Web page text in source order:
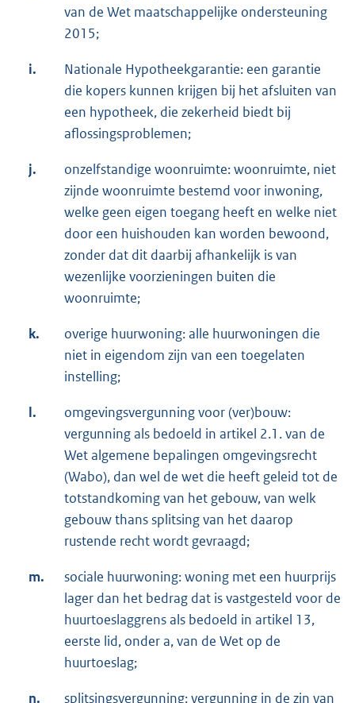
van de Wet maatschappelijke ondersteuning
2015;
i.
Nationale Hypotheekgarantie: een garantie
die kopers kunnen krijgen bij het afsluiten van
een hypotheek, die zekerheid biedt bij
aflossingsproblemen;
j.
onzelfstandige woonruimte: woonruimte, niet
zijnde woonruimte bestemd voor inwoning,
welke geen eigen toegang heeft en welke niet
door een huishouden kan worden bewoond,
zonder dat dit daarbij afhankelijk is van
wezenlijke voorzieningen buiten die
woonruimte;
k.
overige huurwoning: alle huurwoningen die
niet in eigendom zijn van een toegelaten
instelling;
l.
omgevingsvergunning voor (ver)bouw:
vergunning als bedoeld in artikel 2.1. van de
Wet algemene bepalingen omgevingsrecht
(Wabo), dan wel de wet die heeft geleid tot de
totstandkoming van het gebouw, van welk
gebouw thans splitsing van het daarop
rustende recht wordt gevraagd;
m.
sociale huurwoning: woning met een huurprijs
lager dan het bedrag dat is vastgesteld voor de
huurtoeslaggrens als bedoeld in artikel 13,
eerste lid, onder a, van de Wet op de
huurtoeslag;
n. splitsingsvergunning: vergunning in de zin van